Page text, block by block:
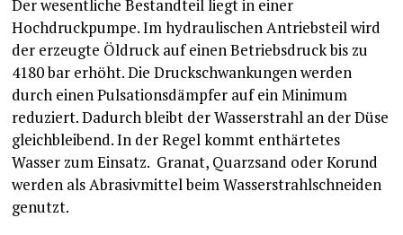
Der wesentliche Bestandteil liegt in einer
Hochdruckpumpe. Im hydraulischen Antriebsteil wird
der erzeugte Öldruck auf einen Betriebsdruck bis zu
4180 bar erhöht. Die Druckschwankungen werden
durch einen Pulsationsdämpfer auf ein Minimum
reduziert. Dadurch bleibt der Wasserstrahl an der Düse
gleichbleibend. In der Regel kommt enthärtetes
Wasser zum Einsatz. Granat, Quarzsand oder Korund
werden als Abrasivmittel beim Wasserstrahlschneiden
genutzt.